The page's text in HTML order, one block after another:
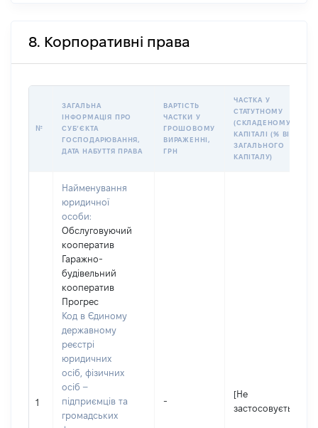
8. Корпоративні права
№
ЗАГАЛЬНА
ІНФОРМАЦІЯ ПРО
СУБʼЄКТА
ГОСПОДАРЮВАННЯ,
ДАТА НАБУТТЯ ПРАВА
ВАРТІСТЬ
ЧАСТКИ У
ГРОШОВОМУ
ВИРАЖЕННІ,
ГРН
ЧАСТКА У
СТАТУТНОМУ
(СКЛАДЕНОМУ)
КАПІТАЛІ (% ВІД
ЗАГАЛЬНОГО
КАПІТАЛУ)
1
Найменування
юридичної
особи:
Обслуговуючий
кооператив
Гаражно-
будівельний
кооператив
Прогрес
Код в Єдиному
державному
реєстрі
юридичних
осіб, фізичних
осіб –
підприємців та
громадських
-
[Не
застосовується]